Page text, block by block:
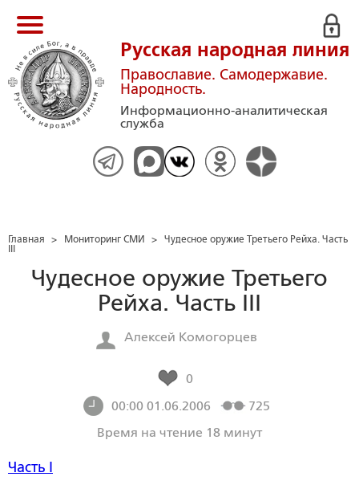
Русская народная линия
Православие. Самодержавие.
Народность.
Информационно-аналитическая
служба
Главная > Мониторинг СМИ > Чудесное оружие Третьего Рейха. Часть
Чудесное оружие Третьего
Рейха. Часть III
Алексей Комогорцев
0
00:00 01.06.2006
725
Время на чтение 18 минут
Часть I